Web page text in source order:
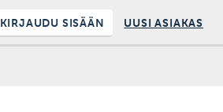
KIRJAUDU SISÄÄN UUSI ASIAKAS